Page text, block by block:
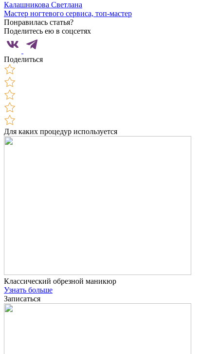
Калашникова Светлана
Мастер ногтевого сервиса, топ-мастер
Понравилась статья?
Поделитесь ею в соцсетях
Поделиться
Для каких процедур используется
Классический обрезной маникюр
Узнать больше
Записаться